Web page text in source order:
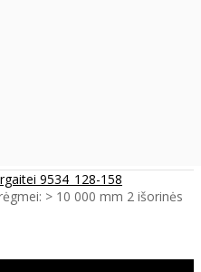
9534_128-158
> 10 000 mm 2 išorinės